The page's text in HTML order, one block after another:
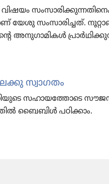
യേശു സംസാ​രി​ച്ചത്‌.
അനുഗാ​മി​കൾ
സ്വാഗതം
സഹായ​ത്തോ​ടെ
ബൈബിൾ പഠിക്കാം.